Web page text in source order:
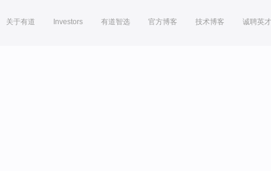
关于有道 Investors 有道智选 官方博客 技术博客 诚聘英才